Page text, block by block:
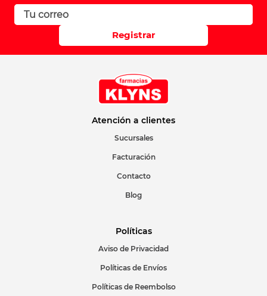
Registrar
Atención a clientes
Sucursales
Facturación
Contacto
Blog
Políticas
Aviso de Privacidad
Políticas de Envíos
Políticas de Reembolso